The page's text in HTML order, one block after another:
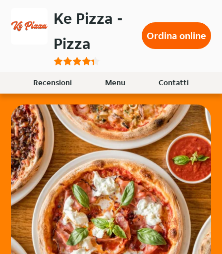
contenuto
Ke Pizza -
Pizza
Ordina online
Recensioni Menu Contatti